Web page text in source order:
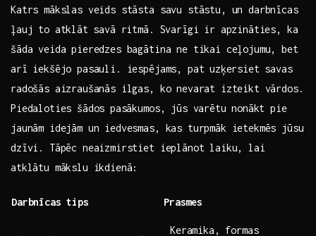
Katrs mākslas veids stāsta‌ savu stāstu, un darbnīcas‍
ļauj to atklāt ⁢savā ritmā. Svarīgi ir apzināties, ka
šāda veida‍ pieredzes bagātina ne tikai‍ ceļojumu, bet
arī iekšējo pasauli. iespējams, pat⁤ uzķersiet ⁣savas
radošās aizraušanās ilgas, ko nevarat izteikt vārdos.​
Piedaloties šādos ⁢pasākumos, ​jūs varētu ⁣nonākt pie
jaunām idejām un iedvesmas, kas turpmāk ietekmēs jūsu
dzīvi. Tāpēc neaizmirstiet‌ ieplānot laiku, lai
atklātu mākslu ikdienā:
Darbnīcas tips Prasmes
Keramika, formas